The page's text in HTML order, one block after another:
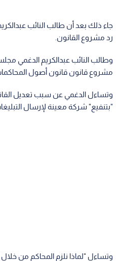
جاء ذلك بعد أن طالب النائب
رد مشروع القانون.
وطالب النائب عبدالكريم الدغمي
مشروع قانون قانون أصول
وتساءل الدغمي عن سبب تعديل
"بتنفيع" شركة معينة لإرسال
وتساءل "لماذا نلزم المحاكم من خلال